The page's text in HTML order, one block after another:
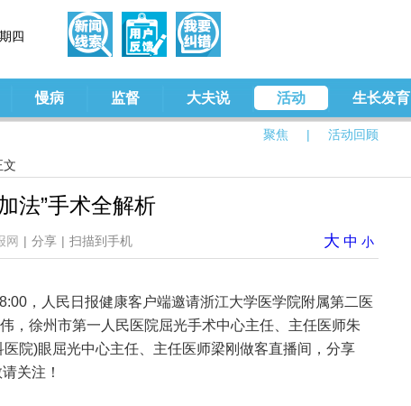
四
慢病 监督 大夫说 活动
聚焦 | 活动回顾
生长发育
文
法”手术全解析
网 | 分享 | 扫描到手机 大 中 小
，人民日报健康客户端邀请浙江大学医学院附属第二医
，徐州市第一人民医院屈光手术中心主任、主任医师朱
医院)眼屈光中心主任、主任医师梁刚做客直播间，分享
关注！